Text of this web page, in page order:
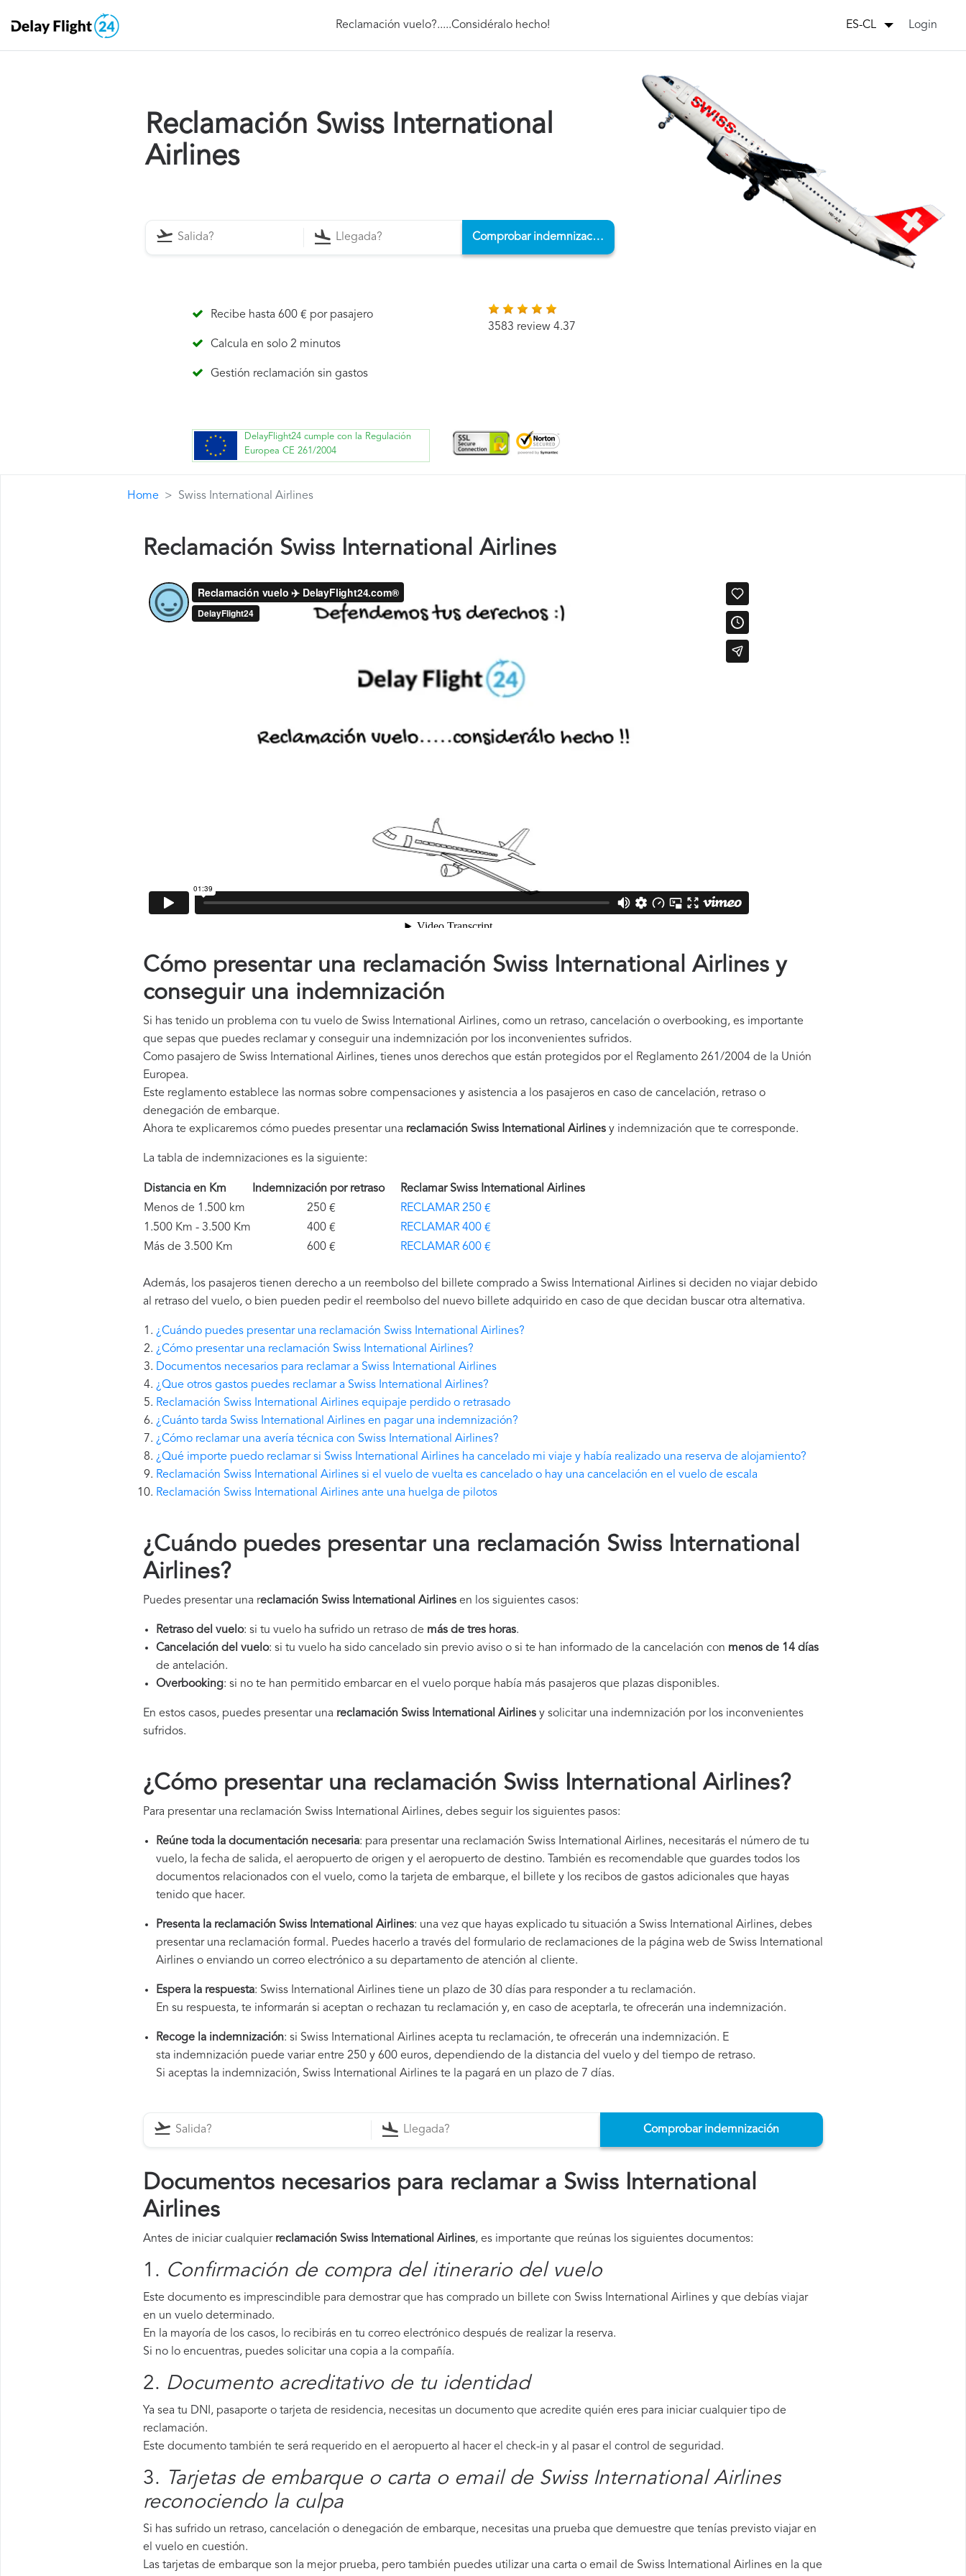
Reclamación vuelo?.....Considéralo hecho! ES-CL Login
Reclamación Swiss International
Airlines
Comprobar indemnización
Recibe hasta 600 € por pasajero
Calcula en solo 2 minutos
Gestión reclamación sin gastos
3583 review 4.37
DelayFlight24 cumple con la Regulación
Europea CE 261/2004
Home Swiss International Airlines
Reclamación Swiss International Airlines
Cómo presentar una reclamación Swiss International Airlines y
conseguir una indemnización
Si has tenido un problema con tu vuelo de Swiss International Airlines, como un retraso, cancelación o overbooking, es importante
que sepas que puedes reclamar y conseguir una indemnización por los inconvenientes sufridos.
Como pasajero de Swiss International Airlines, tienes unos derechos que están protegidos por el Reglamento 261/2004 de la Unión
Europea.
Este reglamento establece las normas sobre compensaciones y asistencia a los pasajeros en caso de cancelación, retraso o
denegación de embarque.
Ahora te explicaremos cómo puedes presentar una reclamación Swiss International Airlines y indemnización que te corresponde.
La tabla de indemnizaciones es la siguiente:
Distancia en Km Indemnización por retraso
Reclamar Swiss International Airlines
Menos de 1.500 km
250 €
RECLAMAR 250 €
1.500 Km - 3.500 Km
400 €
RECLAMAR 400 €
Más de 3.500 Km
600 € RECLAMAR 600 €
Además, los pasajeros tienen derecho a un reembolso del billete comprado a Swiss International Airlines si deciden no viajar debido
al retraso del vuelo, o bien pueden pedir el reembolso del nuevo billete adquirido en caso de que decidan buscar otra alternativa.
¿Cuándo puedes presentar una reclamación Swiss International Airlines?
¿Cómo presentar una reclamación Swiss International Airlines?
Documentos necesarios para reclamar a Swiss International Airlines
¿Que otros gastos puedes reclamar a Swiss International Airlines?
Reclamación Swiss International Airlines equipaje perdido o retrasado
¿Cuánto tarda Swiss International Airlines en pagar una indemnización?
¿Cómo reclamar una avería técnica con Swiss International Airlines?
¿Qué importe puedo reclamar si Swiss International Airlines ha cancelado mi viaje y había realizado una reserva de alojamiento?
Reclamación Swiss International Airlines si el vuelo de vuelta es cancelado o hay una cancelación en el vuelo de escala
Reclamación Swiss International Airlines ante una huelga de pilotos
¿Cuándo puedes presentar una reclamación Swiss International
Airlines?
Puedes presentar una reclamación Swiss International Airlines en los siguientes casos:
Retraso del vuelo: si tu vuelo ha sufrido un retraso de más de tres horas.
Cancelación del vuelo: si tu vuelo ha sido cancelado sin previo aviso o si te han informado de la cancelación con menos de 14 días
de antelación.
Overbooking: si no te han permitido embarcar en el vuelo porque había más pasajeros que plazas disponibles.
En estos casos, puedes presentar una reclamación Swiss International Airlines​ y solicitar una indemnización por los inconvenientes
sufridos.
¿Cómo presentar una reclamación Swiss International Airlines?
Para presentar una reclamación Swiss International Airlines, debes seguir los siguientes pasos:
Reúne toda la documentación necesaria: para presentar una reclamación Swiss International Airlines, necesitarás el número de tu
vuelo, la fecha de salida, el aeropuerto de origen y el aeropuerto de destino. También es recomendable que guardes todos los
documentos relacionados con el vuelo, como la tarjeta de embarque, el billete y los recibos de gastos adicionales que hayas
tenido que hacer.
Presenta la reclamación Swiss International Airlines: una vez que hayas explicado tu situación a Swiss International Airlines, debes
presentar una reclamación formal. Puedes hacerlo a través del formulario de reclamaciones de la página web de Swiss International
Airlines o enviando un correo electrónico a su departamento de atención al cliente.
Espera la respuesta: Swiss International Airlines tiene un plazo de 30 días para responder a tu reclamación.
En su respuesta, te informarán si aceptan o rechazan tu reclamación y, en caso de aceptarla, te ofrecerán una indemnización.
Recoge la indemnización: si Swiss International Airlines acepta tu reclamación, te ofrecerán una indemnización. E
sta indemnización puede variar entre 250 y 600 euros, dependiendo de la distancia del vuelo y del tiempo de retraso.
Si aceptas la indemnización, Swiss International Airlines te la pagará en un plazo de 7 días.
Comprobar indemnización
Documentos necesarios para reclamar a Swiss International
Airlines
Antes de iniciar cualquier reclamación Swiss International Airlines, es importante que reúnas los siguientes documentos:
1. Confirmación de compra del itinerario del vuelo
Este documento es imprescindible para demostrar que has comprado un billete con Swiss International Airlines y que debías viajar
en un vuelo determinado.
En la mayoría de los casos, lo recibirás en tu correo electrónico después de realizar la reserva.
Si no lo encuentras, puedes solicitar una copia a la compañía.
2. Documento acreditativo de tu identidad
Ya sea tu DNI, pasaporte o tarjeta de residencia, necesitas un documento que acredite quién eres para iniciar cualquier tipo de
reclamación.
Este documento también te será requerido en el aeropuerto al hacer el check-in y al pasar el control de seguridad.
3.
Tarjetas de embarque o carta o email de Swiss International Airlines
reconociendo la culpa
Si has sufrido un retraso, cancelación o denegación de embarque, necesitas una prueba que demuestre que tenías previsto viajar en
el vuelo en cuestión.
Las tarjetas de embarque son la mejor prueba, pero también puedes utilizar una carta o email de Swiss International Airlines en la que